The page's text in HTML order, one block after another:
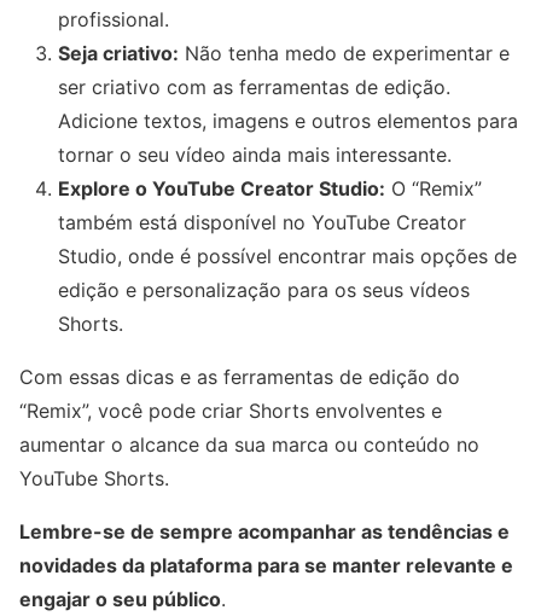
profissional.
Seja criativo: Não tenha medo de experimentar e
ser criativo com as ferramentas de edição.
Adicione textos, imagens e outros elementos para
tornar o seu vídeo ainda mais interessante.
Explore o YouTube Creator Studio: O “Remix”
também está disponível no YouTube Creator
Studio, onde é possível encontrar mais opções de
edição e personalização para os seus vídeos
Shorts.
Com essas dicas e as ferramentas de edição do
“Remix”, você pode criar Shorts envolventes e
aumentar o alcance da sua marca ou conteúdo no
YouTube Shorts.
Lembre-se de sempre acompanhar as tendências e
novidades da plataforma para se manter relevante e
engajar o seu público.